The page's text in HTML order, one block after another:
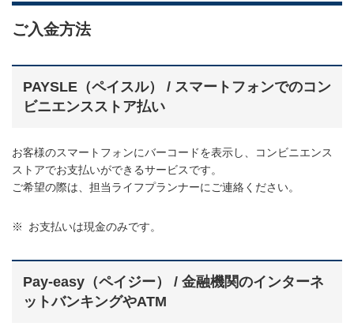
ご入金方法
PAYSLE（ペイスル） / スマートフォンでのコン
ビニエンスストア払い
お客様のスマートフォンにバーコードを表示し、コンビニエンス
ストアでお支払いができるサービスです。
ご希望の際は、担当ライフプランナーにご連絡ください。
※ お支払いは現金のみです。
Pay-easy（ペイジー） / 金融機関のインターネ
ットバンキングやATM